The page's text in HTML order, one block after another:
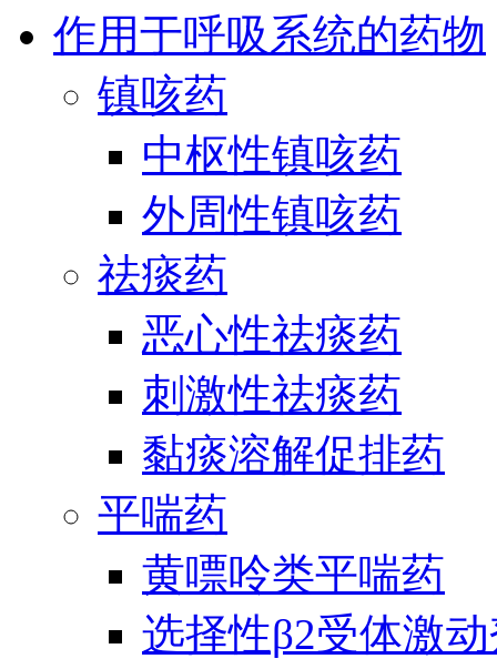
作用于呼吸系统的药物
镇咳药
中枢性镇咳药
外周性镇咳药
祛痰药
恶心性祛痰药
刺激性祛痰药
黏痰溶解促排药
平喘药
黄嘌呤类平喘药
选择性β2受体激